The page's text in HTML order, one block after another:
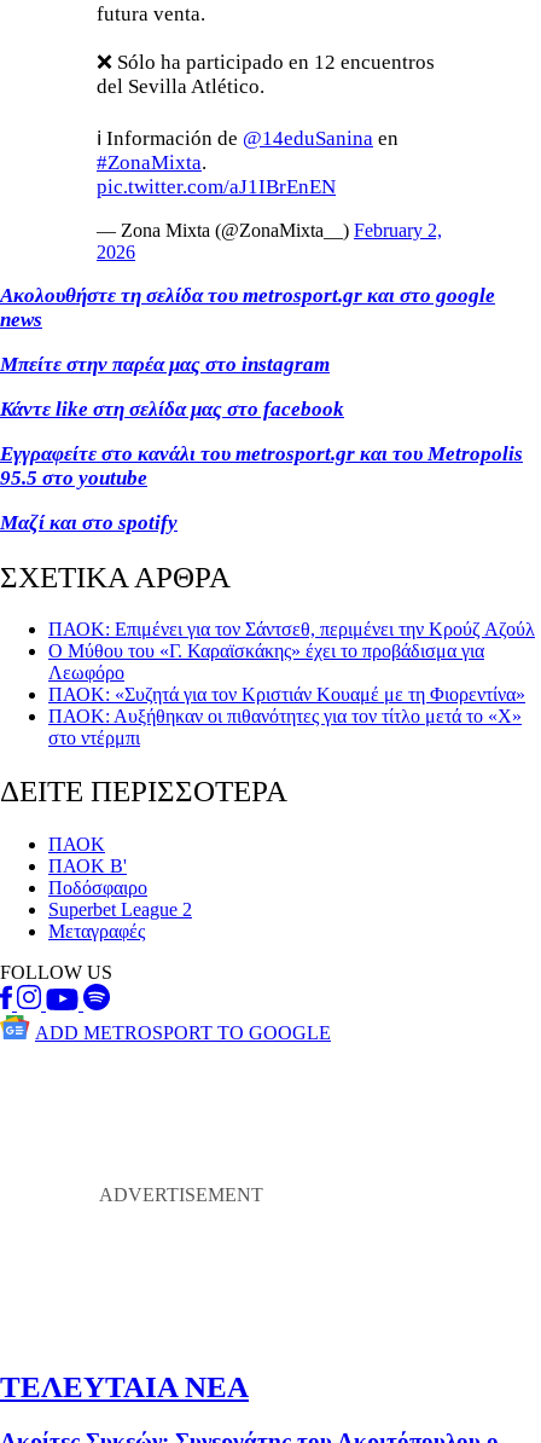
futura venta.
❌ Sólo ha participado en 12 encuentros
del Sevilla Atlético.
ℹ️ Información de @14eduSanina en
#ZonaMixta.
pic.twitter.com/aJ1IBrEnEN
— Zona Mixta (@ZonaMixta__) February 2,
2026
Ακολουθήστε τη σελίδα του metrosport.gr και στο google
news
Μπείτε στην παρέα μας στο instagram
Κάντε like στη σελίδα μας στο facebook
Εγγραφείτε στο κανάλι του metrosport.gr και του Metropolis
95.5 στο youtube
Μαζί και στο spotify
ΣΧΕΤΙΚΑ ΑΡΘΡΑ
ΠΑΟΚ: Επιμένει για τον Σάντσεθ, περιμένει την Κρούζ Αζούλ
Ο Μύθου του «Γ. Καραϊσκάκης» έχει το προβάδισμα για
Λεωφόρο
ΠΑΟΚ: «Συζητά για τον Κριστιάν Κουαμέ με τη Φιορεντίνα»
ΠΑΟΚ: Αυξήθηκαν οι πιθανότητες για τον τίτλο μετά το «Χ»
στο ντέρμπι
ΔΕΙΤΕ ΠΕΡΙΣΣΟΤΕΡΑ
ΠΑΟΚ
ΠΑΟΚ Β'
Ποδόσφαιρο
Superbet League 2
Μεταγραφές
FOLLOW US
ADD METROSPORT TO GOOGLE
ΤΕΛΕΥΤΑΙΑ ΝΕΑ